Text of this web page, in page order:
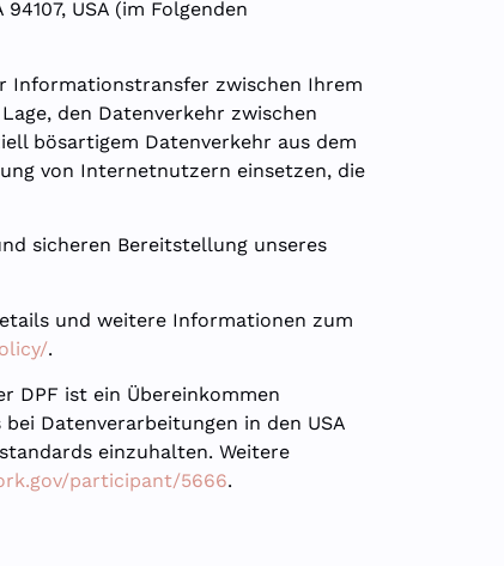
USA (im Folgenden
Informationstransfer zwischen Ihrem
den Datenverkehr zwischen
bösartigem Datenverkehr aus dem
von Internetnutzern einsetzen, die
sicheren Bereitstellung unseres
und weitere Informationen zum
.
DPF ist ein Übereinkommen
Datenverarbeitungen in den USA
einzuhalten. Weitere
participant/5666.